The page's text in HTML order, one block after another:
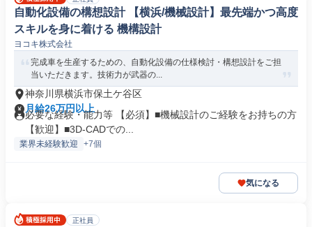
自動化設備の構想設計 【横浜/機械設計】最先端かつ高度
スキルを身に着ける 機構設計
ヨコキ株式会社
完成車を生産するための、自動化設備の仕様検討・構想設計をご担
当いただきます。技術力が武器の...
神奈川県横浜市保土ケ谷区
月給26万円以上
必要な経験・能力等 【必須】■機械設計のご経験をお持ちの方
【歓迎】■3D-CADでの...
業界未経験歓迎 +7個
気になる
正社員